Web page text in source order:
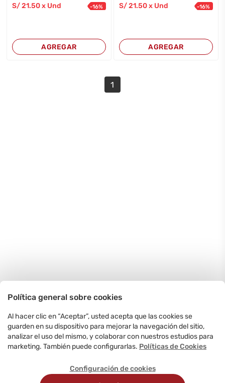
S/21.50 x Und -16%
AGREGAR
S/21.50x Und -16%
AGREGAR
1
Política general sobre cookies
Al hacer clic en “Aceptar”, usted acepta que las cookies se
guarden en su dispositivo para mejorar la navegación del sitio,
analizar el uso del mismo, y colaborar con nuestros estudios para
marketing. También puede configurarlas. Políticas de Cookies
Configuración de cookies